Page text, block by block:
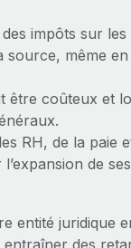
impôts sur les
même
coûteux et
RH, de la paie
de
entité juridique
des